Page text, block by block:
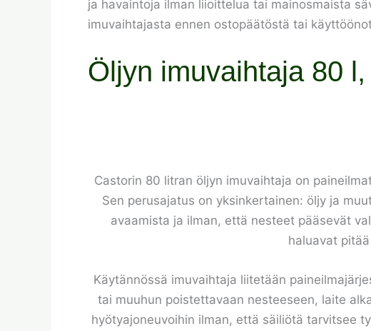
ja havaintoja ilman liioittelua tai mainosmaista
imuvaihtajasta ennen ostopäätöstä tai
Öljyn imuvaihtaja 80
Castorin 80 litran öljyn imuvaihtaja on
Sen perusajatus on yksinkertainen: öljy ja
avaamista ja ilman, että nesteet pääsevät
haluavat
Käytännössä imuvaihtaja liitetään
tai muuhun poistettavaan nesteeseen, laite
hyötyajoneuvoihin ilman, että säiliötä tarvitsee